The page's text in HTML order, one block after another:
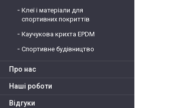
Клеї і матеріали для
спортивних покриттів
Каучукова крихта EPDM
Спортивне будівництво
Про нас
Наші роботи
Відгуки